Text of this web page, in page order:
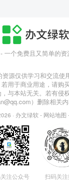
一个免费且又简单的
源仅供学习和交流使
用于商业用途，请购
与本站无关。若有侵
）删除相关
· 办文绿软 - 网站地图
注公众号 扫码关